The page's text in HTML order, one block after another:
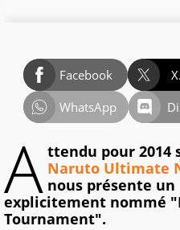
Facebook
WhatsApp
A ttendu pour 2014
Naruto Ultimate
nous présente
explicitement nommé
Tournament".